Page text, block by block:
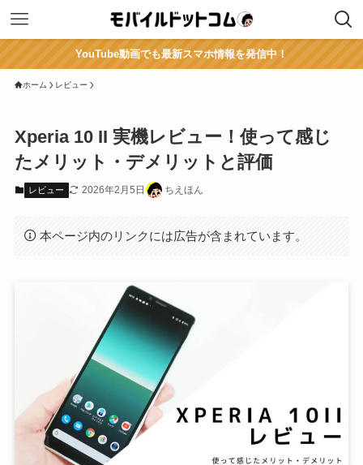
YouTube動画でも最新スマホ情報を発信中！
ホーム レビュー
Xperia 10 II 実機レビュー！使って感じ
たメリット・デメリットと評価
レビュー 2026年2月5日 ちえほん
本ページ内のリンクには広告が含まれています。